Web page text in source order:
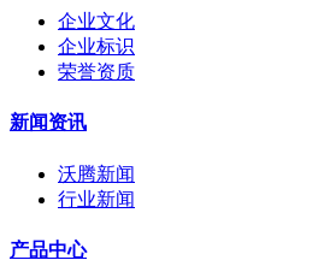
企业文化
企业标识
荣誉资质
新闻资讯
沃腾新闻
行业新闻
产品中心